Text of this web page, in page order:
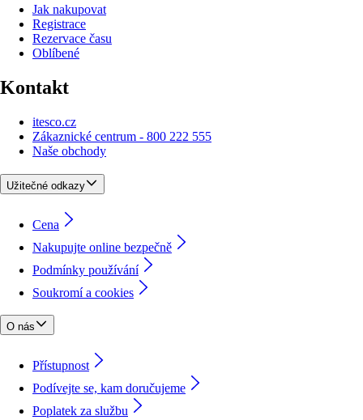
Jak nakupovat
Registrace
Rezervace času
Oblíbené
Kontakt
itesco.cz
Zákaznické centrum - 800 222 555
Naše obchody
Užitečné odkazy
Cena
Nakupujte online bezpečně
Podmínky používání
Soukromí a cookies
O nás
Přístupnost
Podívejte se, kam doručujeme
Poplatek za službu